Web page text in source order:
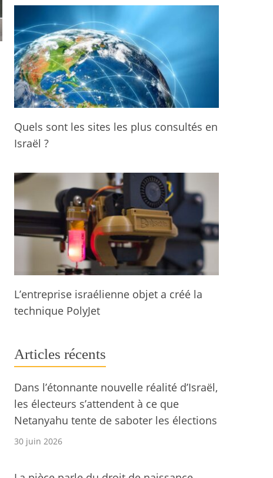
Quels sont les sites les plus consultés en
Israël ?
L’entreprise israélienne objet a créé la
technique PolyJet
Articles récents
Dans l’étonnante nouvelle réalité d’Israël,
les électeurs s’attendent à ce que
Netanyahu tente de saboter les élections
30 juin 2026